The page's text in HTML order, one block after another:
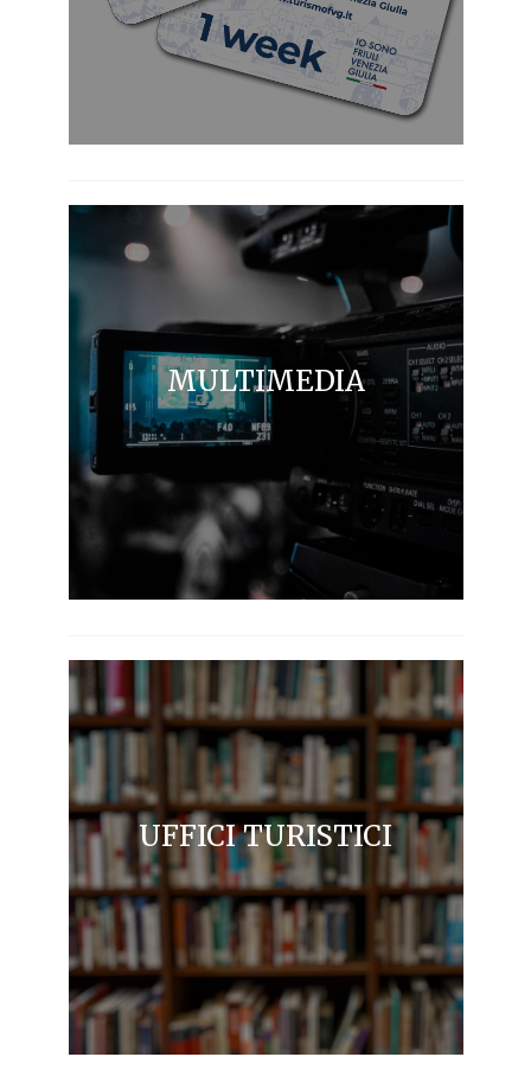
MULTIMEDIA
UFFICI TURISTICI